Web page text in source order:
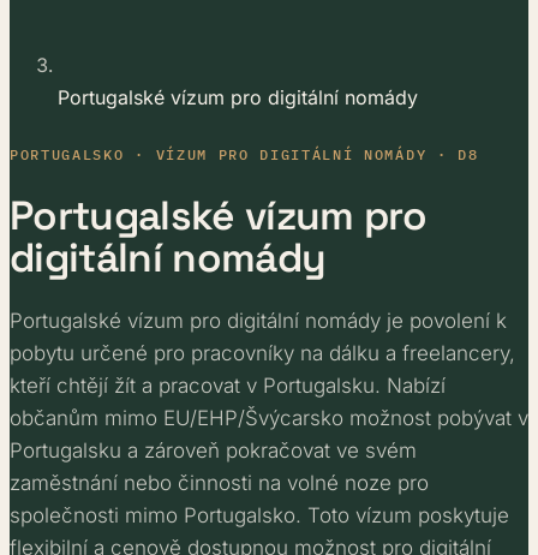
Portugalské vízum pro digitální nomády
PORTUGALSKO · VÍZUM PRO DIGITÁLNÍ NOMÁDY · D8
Portugalské vízum pro
digitální nomády
Portugalské vízum pro digitální nomády je povolení k
pobytu určené pro pracovníky na dálku a freelancery,
kteří chtějí žít a pracovat v Portugalsku. Nabízí
občanům mimo EU/EHP/Švýcarsko možnost pobývat v
Portugalsku a zároveň pokračovat ve svém
zaměstnání nebo činnosti na volné noze pro
společnosti mimo Portugalsko. Toto vízum poskytuje
flexibilní a cenově dostupnou možnost pro digitální